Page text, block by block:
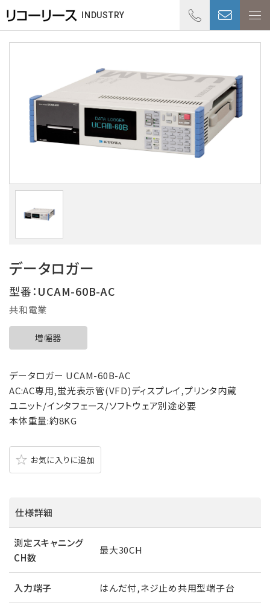
INDUSTRY
受付
データロガー
型番：UCAM-60B-AC
共和電業
増幅器
データロガー UCAM-60B-AC
AC:AC専用,蛍光表示管(VFD)ディスプレイ,プリンタ内蔵
ユニット/インタフェース/ソフトウェア別途必要
本体重量:約8KG
お気に入りに追加
仕様詳細
測定スキャニング
CH数
最大30CH
入力端子 はんだ付,ネジ止め共用型端子台